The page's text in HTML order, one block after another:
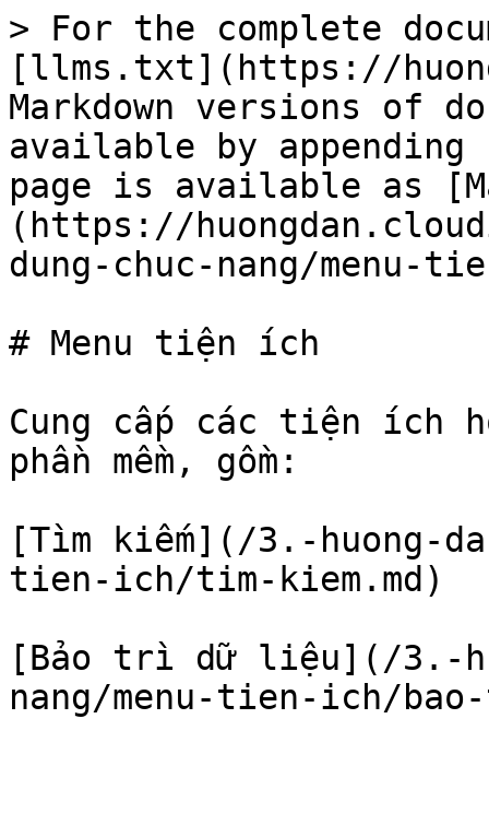
> For the complete
[llms.txt](https://
Markdown versions of
available by
page is available as
(https://
dung-chuc-nang/menu-
# Menu tiện ích
Cung cấp các tiện ích
phần mềm, gồm:
[Tìm kiếm](/3.-huong-
tien-ich/tim-kiem.md)
[Bảo trì dữ liệu](/3.-